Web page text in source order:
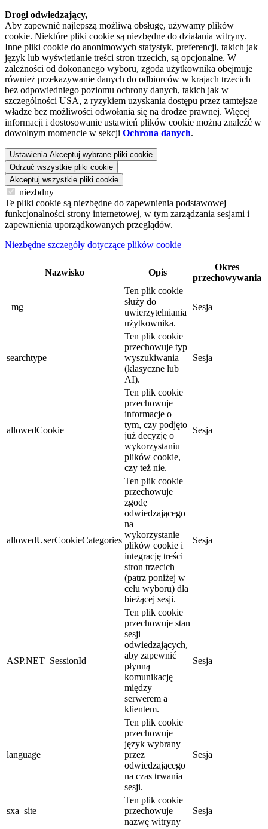
Drogi odwiedzający,
Aby zapewnić najlepszą możliwą obsługę, używamy plików
cookie. Niektóre pliki cookie są niezbędne do działania witryny.
Inne pliki cookie do anonimowych statystyk, preferencji, takich jak
język lub wyświetlanie treści stron trzecich, są opcjonalne. W
zależności od dokonanego wyboru, zgoda użytkownika obejmuje
również przekazywanie danych do odbiorców w krajach trzecich
bez odpowiedniego poziomu ochrony danych, takich jak w
szczególności USA, z ryzykiem uzyskania dostępu przez tamtejsze
władze bez możliwości odwołania się na drodze prawnej. Więcej
informacji i dostosowanie ustawień plików cookie można znaleźć w
dowolnym momencie w sekcji Ochrona danych.
Ustawienia Akceptuj wybrane pliki cookie
Odrzuć wszystkie pliki cookie
Akceptuj wszystkie pliki cookie
niezbdny
Te pliki cookie są niezbędne do zapewnienia podstawowej
funkcjonalności strony internetowej, w tym zarządzania sesjami i
zapewnienia uporządkowanych przeglądów.
Niezbędne szczegóły dotyczące plików cookie
Nazwisko Opis
Okres
przechowywania
_mg
Ten plik cookie
służy do
uwierzytelniania
użytkownika.
Sesja
searchtype
Ten plik cookie
przechowuje typ
wyszukiwania
(klasyczne lub
AI).
Sesja
allowedCookie
Ten plik cookie
przechowuje
informacje o
tym, czy podjęto
już decyzję o
wykorzystaniu
plików cookie,
czy też nie.
Sesja
allowedUserCookieCategories
Ten plik cookie
przechowuje
zgodę
odwiedzającego
na
wykorzystanie
plików cookie i
integrację treści
stron trzecich
(patrz poniżej w
celu wyboru) dla
bieżącej sesji.
Sesja
ASP.NET_SessionId
Ten plik cookie
przechowuje stan
sesji
odwiedzających,
aby zapewnić
płynną
komunikację
między
serwerem a
klientem.
Sesja
language
Ten plik cookie
przechowuje
język wybrany
przez
odwiedzającego
na czas trwania
sesji.
Sesja
sxa_site
Ten plik cookie
przechowuje
nazwę witryny
Sesja